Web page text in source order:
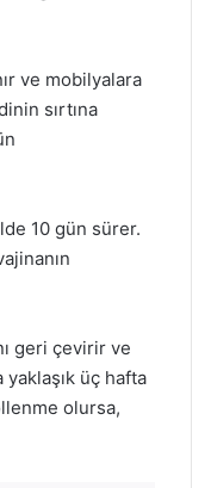
ve mobilyalara
sırtına
10 gün sürer.
geri çevirir ve
üç hafta
olursa,